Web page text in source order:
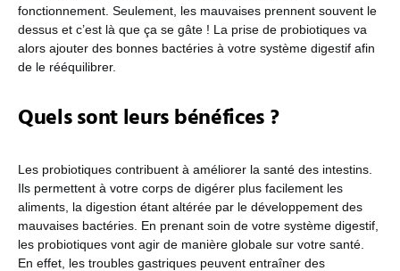
fonctionnement. Seulement, les mauvaises prennent souvent le
dessus et c’est là que ça se gâte ! La prise de probiotiques va
alors ajouter des bonnes bactéries à votre système digestif afin
de le rééquilibrer.
Quels sont leurs bénéfices ?
Les probiotiques contribuent à améliorer la santé des intestins.
Ils permettent à votre corps de digérer plus facilement les
aliments, la digestion étant altérée par le développement des
mauvaises bactéries. En prenant soin de votre système digestif,
les probiotiques vont agir de manière globale sur votre santé.
En effet, les troubles gastriques peuvent entraîner des